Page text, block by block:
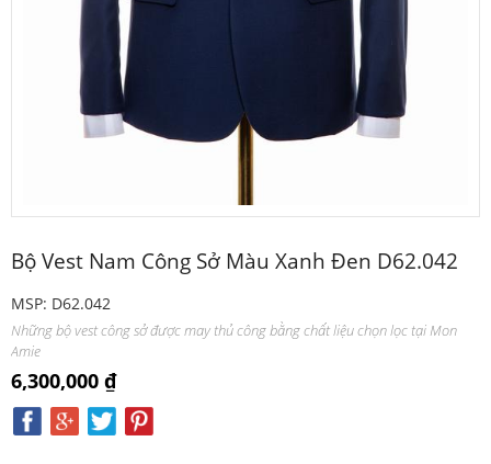
Bộ Vest Nam Công Sở Màu Xanh Đen D62.042
MSP: D62.042
Những bộ vest công sở được may thủ công bằng chất liệu chọn lọc tại Mon
Amie
6,300,000 ₫